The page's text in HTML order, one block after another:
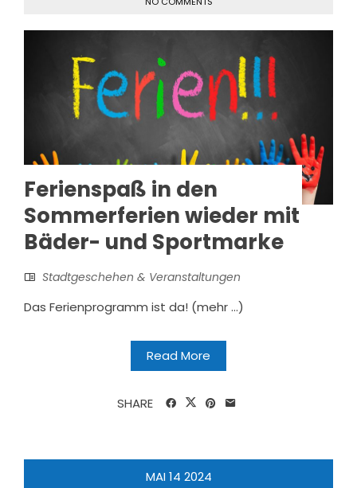
Ferienspaß in den
Sommerferien wieder mit
Bäder- und Sportmarke
Stadtgeschehen & Veranstaltungen
Das Ferienprogramm ist da! (mehr …)
Read More
SHARE
MAI 14 2024